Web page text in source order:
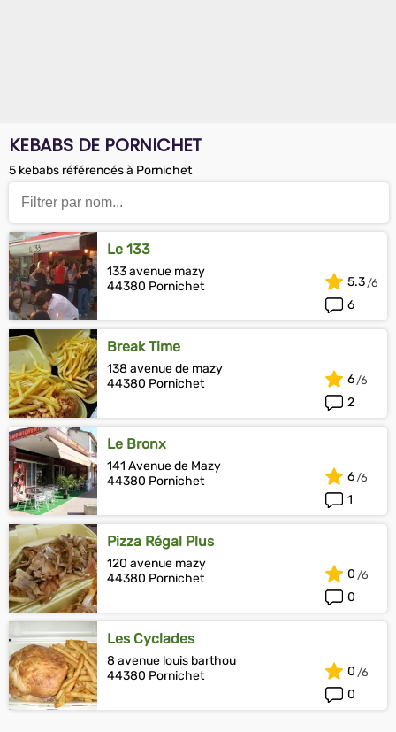
KEBABS DE PORNICHET
5 kebabs référencés à Pornichet
Le 133
133 avenue mazy
44380 Pornichet
6
5.3
Break Time
138 avenue de mazy
44380 Pornichet
2
6
Le Bronx
141 Avenue de Mazy
44380 Pornichet
1
6
Pizza Régal Plus
120 avenue mazy
44380 Pornichet
0
0
Les Cyclades
8 avenue louis barthou
44380 Pornichet
0
0